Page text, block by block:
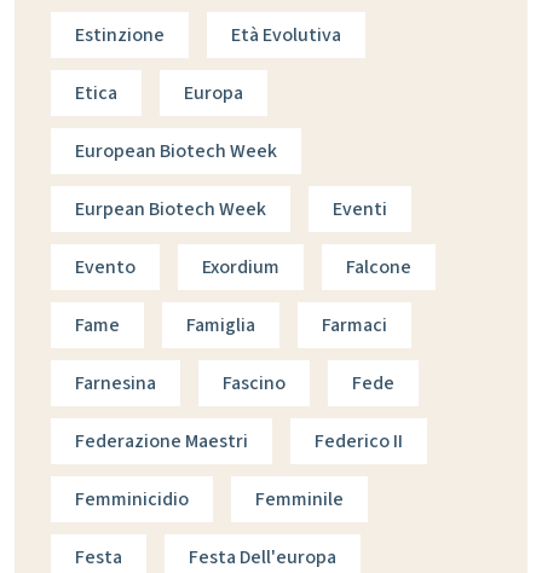
Estinzione Età Evolutiva
Etica Europa
European Biotech Week
Eurpean Biotech Week Eventi
Evento Exordium Falcone
Fame Famiglia Farmaci
Farnesina Fascino Fede
Federazione Maestri Federico II
Femminicidio Femminile
Festa Festa Dell'europa